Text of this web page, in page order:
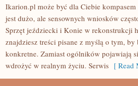
Ikarion.pl może być dla Ciebie
jest dużo, ale sensownych wniosków
Sprzęt jeździecki i Konie w rekonstrukcji
znajdziesz treści pisane z myślą o tym, by
konkretne. Zamiast ogólników pojawiają
wdrożyć w realnym życiu. Serwis [ Read